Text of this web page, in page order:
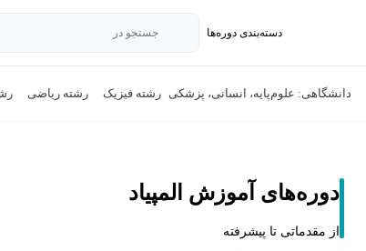
دسته‌بندی‌ دوره‌ها جستجو در
دانشگاهی: علوم‌پایه، انسانی، پزشکی رشته فیزیک رشته ریاضی
دوره‌های آموزش المپیاد
از مقدماتی تا پیشرفته